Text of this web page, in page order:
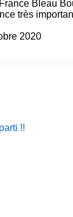
Bleau
très
2020
!!